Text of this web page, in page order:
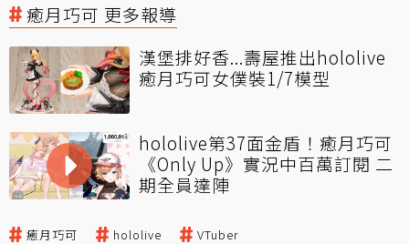
癒月巧可 更多報導
漢堡排好香...壽屋推出hololive
癒月巧可女僕裝1/7模型
hololive第37面金盾！癒月巧可
《Only Up》實況中百萬訂閱 二
期全員達陣
癒月巧可 hololive VTuber